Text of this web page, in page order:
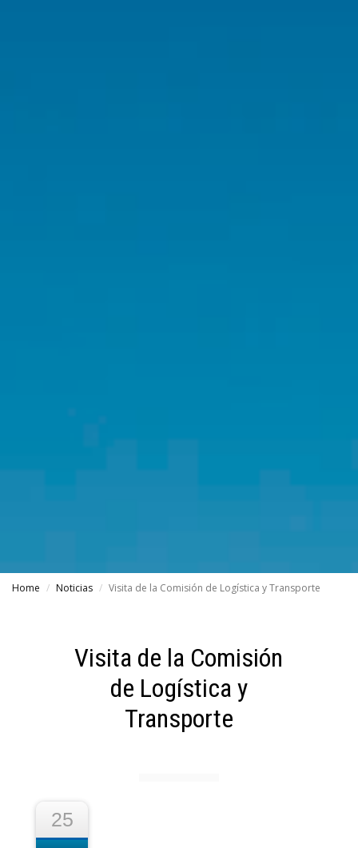
Home Noticias Visita de la Comisión de Logística y Transporte
Visita de la Comisión
de Logística y
Transporte
25